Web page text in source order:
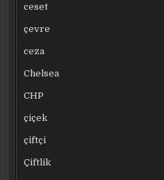
ceset
çevre
ceza
Chelsea
CHP
çiçek
çiftçi
Çiftlik